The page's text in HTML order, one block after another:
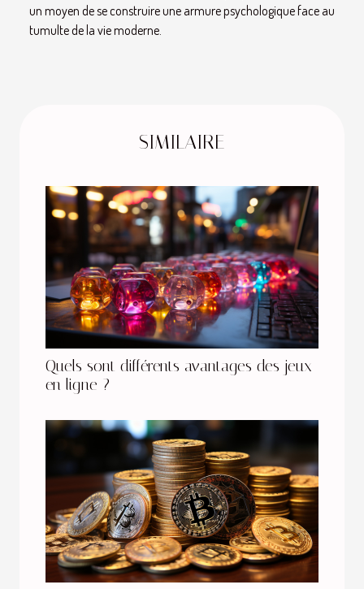
un moyen de se construire une armure psychologique face au
tumulte de la vie moderne.
SIMILAIRE
Quels sont différents avantages des jeux
en ligne ?